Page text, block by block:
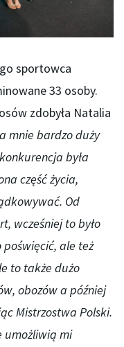
sportowca
33 osoby.
zdobyła Natalia
mnie bardzo duży
była
część życia,
Od
wcześniej to było
ale też
to także dużo
obozów a później
Mistrzostwa Polski.
umożliwią mi